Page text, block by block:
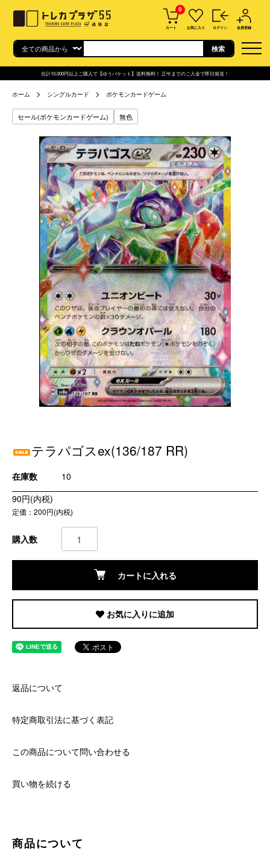
0
カート お気に入り ログイン 会員登録
合計10,000円以上ご購入で【ゆうパケット】送料無料！ 正午までのご入金で即日発送！
ホーム シングルカード ポケモンカードゲーム
セール(ポケモンカードゲーム) 無色
テラパゴスex(136/187 RR)
在庫数
10
90円(内税)
定価：200円(内税)
購入数
カートに入れる
お気に入りに追加
返品について
特定商取引法に基づく表記
この商品について問い合わせる
買い物を続ける
商品について